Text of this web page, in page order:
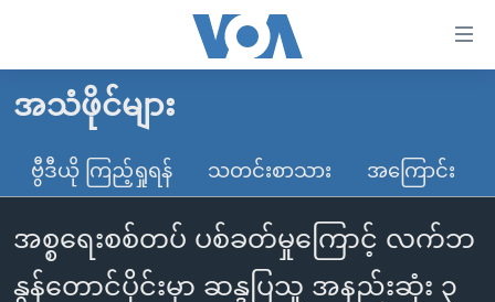
လွယ်ကူ
သည့်
များ
ပင်မ
မူလစာမျက်နှာ
မြန်မာ
ကမ္ဘာ့သတင်းများ
နိုင်ငံတကာ
အမေရိကန်
ဗွီဒီယို
သတင်းလွတ်လပ်ခွင့်
အသံဖိုင်များ
ဗွီဒီယို ကြည့်ရှုရန် သတင်းစာသား အကြောင်း
အစ္စရေးစစ်တပ် ပစ်ခတ်မှုကြောင့် လက်ဘ
နွန်တောင်ပိုင်းမှာ ဆန္ဒပြသူ အနည်းဆုံး ၃